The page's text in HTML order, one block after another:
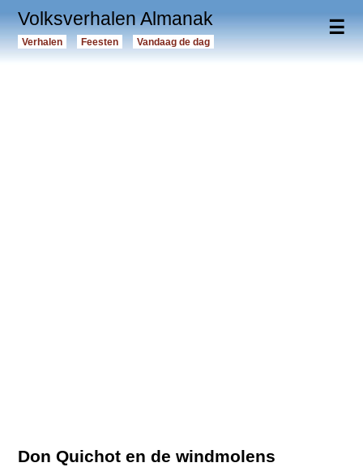
☰
Volksverhalen Almanak
Verhalen Feesten Vandaag de dag
Don Quichot en de windmolens